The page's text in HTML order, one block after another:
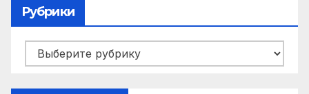
Рубрики
Рубрики